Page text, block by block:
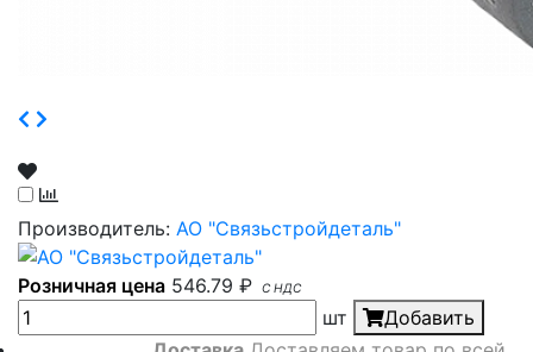
Производитель: АО "Связьстройдеталь"
Розничная цена 546.79 ₽ С НДС
шт
Добавить